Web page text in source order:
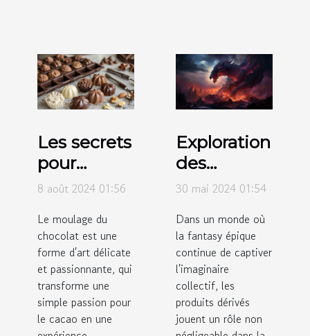
Les secrets
pour
réussir le
du
chocolat à
la maison
8 août 2024 01:56
Le moulage du
chocolat est une
forme d'art délicate
et passionnante, qui
transforme une
simple passion pour
le cacao en une
Exploration
des
tendances
des
produits
dérivés
issus de la
fantasy
épique
30 mai 2024 01:54
Dans un monde où
la fantasy épique
continue de captiver
l'imaginaire
collectif, les
produits dérivés
jouent un rôle non